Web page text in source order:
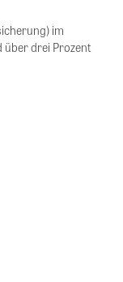
im
über drei Prozent